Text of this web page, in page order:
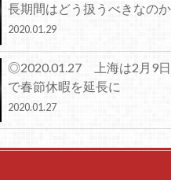
長期間はどう扱うべきなのか
2020.01.29
◎2020.01.27 上海は2月9日
で春節休暇を延長に
2020.01.27